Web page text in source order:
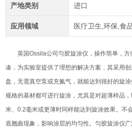
产地类别 进口
应用领域 医疗卫生,环保,食
英国Ossila公司匀胶旋涂仪，操作简单，方
凑，为实验室提供了理想的解决方案，其采用
盘，无需真空泵或充氮气，就能达到很好的旋
规格的基材都可进行旋涂，尤其是对超薄样品
米、0.2毫米或更薄时同样能达到旋涂效果。不
底翘曲现象，影响涂层的均匀性。匀胶旋涂仪